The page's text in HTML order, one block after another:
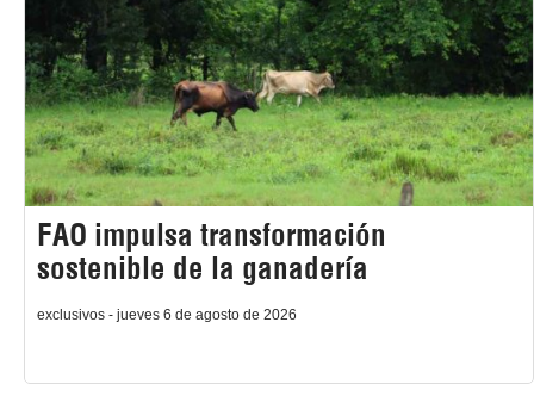
FAO impulsa transformación
sostenible de la ganadería
exclusivos - jueves 6 de agosto de 2026